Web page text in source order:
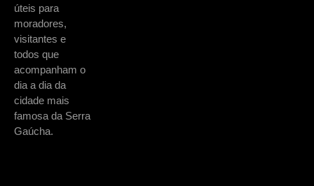
úteis para
moradores,
visitantes e
todos que
acompanham o
dia a dia da
cidade mais
famosa da Serra
Gaúcha.